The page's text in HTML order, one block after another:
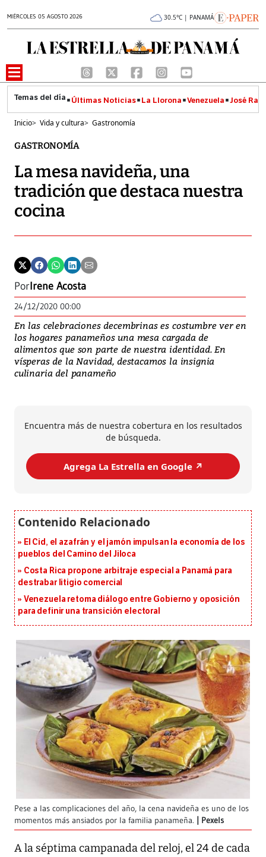
MIÉRCOLES 05 AGOSTO 2026 30.5°C | PANAMÁ
Últimas Noticias La Llorona Venezuela José
Inicio> Vida y cultura> Gastronomía
GASTRONOMÍA
La mesa navideña, una
tradición que destaca nuestra
cocina
PorIrene Acosta
24/12/2020 00:00
En las celebraciones decembrinas es costumbre ver en
los hogares panameños una mesa cargada de
alimentos que son parte de nuestra identidad. En
vísperas de la Navidad, destacamos la insignia
culinaria del panameño
Encuentra más de nuestra cobertura en los resultados
de búsqueda.
Agrega La Estrella en Google ↗️
El Cid, el azafrán y el jamón impulsan la economía de los
pueblos del Camino del Jiloca
Costa Rica propone arbitraje especial a Panamá para
destrabar litigio comercial
Venezuela retoma diálogo entre Gobierno y oposición
para definir una transición electoral
Pese a las complicaciones del año, la cena navideña es uno de los
momentos más ansiados por la familia panameña.
Pexels
A la séptima campanada del reloj, el 24 de cada